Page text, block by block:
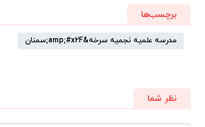
برچسب‌ها
مدرسه علمیه نجمیه سرخه&amp;#x2F;سمنان
نظر شما